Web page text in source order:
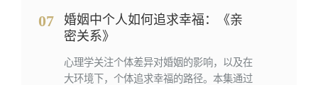
07
婚姻中个人如何追求幸福：《亲
密关系》
心理学关注个体差异对婚姻的影响，以及在
大环境下，个体追求幸福的路径。本集通过